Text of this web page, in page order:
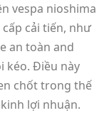
vespa nioshima
cải tiến, như
an toàn and
kéo. Điều này
chốt trong thế
lợi nhuận.